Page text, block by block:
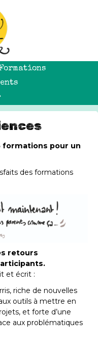
formations pour un
des formations
retours
et écrit :
riche de nouvelles
outils à mettre en
et forte d’une
aux problématiques